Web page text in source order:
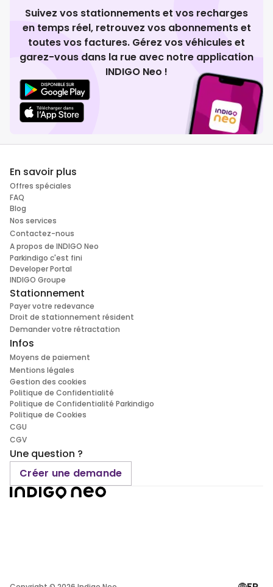
Suivez vos stationnements et vos recharges
en temps réel, retrouvez vos abonnements et
toutes vos factures. Gérez vos véhicules et
garez-vous dans la rue avec notre application
INDIGO Neo !
En savoir plus
Offres spéciales
FAQ
Blog
Nos services
Contactez-nous
A propos de INDIGO Neo
Parkindigo c'est fini
Developer Portal
INDIGO Groupe
Stationnement
Payer votre redevance
Droit de stationnement résident
Demander votre rétractation
Infos
Moyens de paiement
Mentions légales
Gestion des cookies
Politique de Confidentialité
Politique de Confidentialité Parkindigo
Politique de Cookies
CGU
CGV
Une question ?
Créer une demande